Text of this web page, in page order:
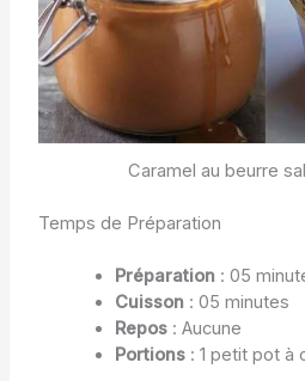
Caramel au beurre
Temps de Préparation
Préparation: 05
Cuisson: 05 minutes
Repos: Aucune
Portions: 1 petit pot à